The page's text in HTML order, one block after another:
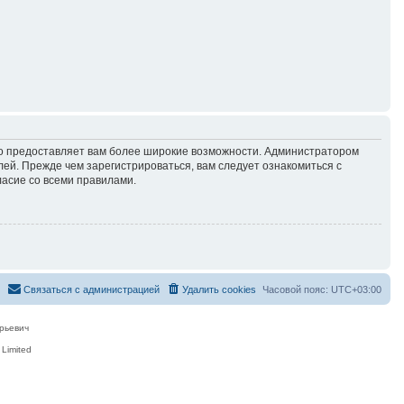
предоставляет вам более широкие возможности. Администратором
Прежде чем зарегистрироваться, вам следует ознакомиться с
со всеми правилами.
Часовой пояс: UTC+03:00
Удалить cookies
Связаться с администрацией